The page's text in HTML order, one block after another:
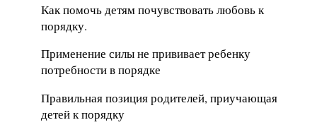
Как помочь детям почувствовать любовь к
порядку.
Применение силы не прививает ребенку
потребности в порядке
Правильная позиция родителей, приучающая
детей к порядку